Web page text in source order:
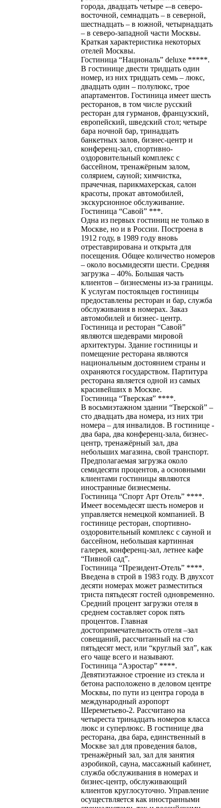
города, двадцать четыре -–в северо-
восточной, семнадцать – в северной,
шестнадцать – в южной, четырнадцать
– в северо-западной части Москвы.
Краткая характеристика некоторых
отелей Москвы.
Гостиница “Националь” deluxe *****.
В гостинице двести тридцать один
номер, из них тридцать семь – люкс,
двадцать один – полулюкс, трое
апартаментов. Гостиница имеет шесть
ресторанов, в том числе русский
ресторан для гурманов, французский,
европейский, шведский стол; четыре
бара ночной бар, тринадцать
банкетных залов, бизнес-центр и
конференц-зал, спортивно-
оздоровительный комплекс с
бассейном, тренажёрным залом,
солярием, сауной; химчистка,
прачечная, парикмахерская, салон
красоты, прокат автомобилей,
экскурсионное обслуживание.
Гостиница “Савой” ***.
Одна из первых гостиниц не только в
Москве, но и в России. Построена в
1912 году, в 1989 году вновь
отреставрирована и открыта для
посещения. Общее количество номеров
– около восьмидесяти шести. Средняя
загрузка – 40%. Большая часть
клиентов – бизнесмены из-за границы.
К услугам постояльцев гостиницы
предоставлены ресторан и бар, служба
обслуживания в номерах. Заказ
автомобилей и бизнес- центр.
Гостиница и ресторан “Савой”
являются шедеврами мировой
архитектуры. Здание гостиницы и
помещение ресторана являются
национальным достоянием страны и
охраняются государством. Партитура
ресторана является одной из самых
красивейших в Москве.
Гостиница “Тверская” ****.
В восьмиэтажном здании “Тверской” –
сто двадцать два номера, из них три
номера – для инвалидов. В гостинице -
два бара, два конференц-зала, бизнес-
центр, тренажёрный зал, два
небольших магазина, свой транспорт.
Предполагаемая загрузка около
семидесяти процентов, а основными
клиентами гостиницы являются
иностранные бизнесмены.
Гостиница “Спорт Арт Отель” ****.
Имеет восемьдесят шесть номеров и
управляется немецкой компанией. В
гостинице ресторан, спортивно-
оздоровительный комплекс с сауной и
бассейном, небольшая картинная
галерея, конференц-зал, летнее кафе
“Пивной сад”.
Гостиница “Президент-Отель” ****.
Введена в строй в 1983 году. В двухсот
десяти номерах может разместиться
триста пятьдесят гостей одновременно.
Средний процент загрузки отеля в
среднем составляет сорок пять
процентов. Главная
достопримечательность отеля –зал
совещаний, рассчитанный на сто
пятьдесят мест, или “круглый зал”, как
его чаще всего и называют.
Гостиница “Аэростар” ****.
Девятиэтажное строение из стекла и
бетона расположено в деловом центре
Москвы, по пути из центра города в
международный аэропорт
Шереметьево-2. Рассчитано на
четыреста тринадцать номеров класса
люкс и суперлюкс. В гостинице два
ресторана, два бара, единственный в
Москве зал для проведения балов,
тренажёрный зал, зал для занятия
аэробикой, сауна, массажный кабинет,
служба обслуживания в номерах и
бизнес-центр, обслуживающий
клиентов круглосуточно. Управление
осуществляется как иностранными